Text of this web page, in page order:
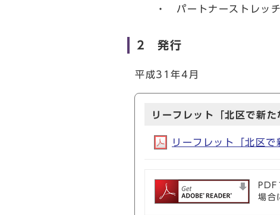
・ パートナーストレッチ
2 発行
平成31年4月
リーフレット「北区で新
リーフレット「北区
PDF
場合